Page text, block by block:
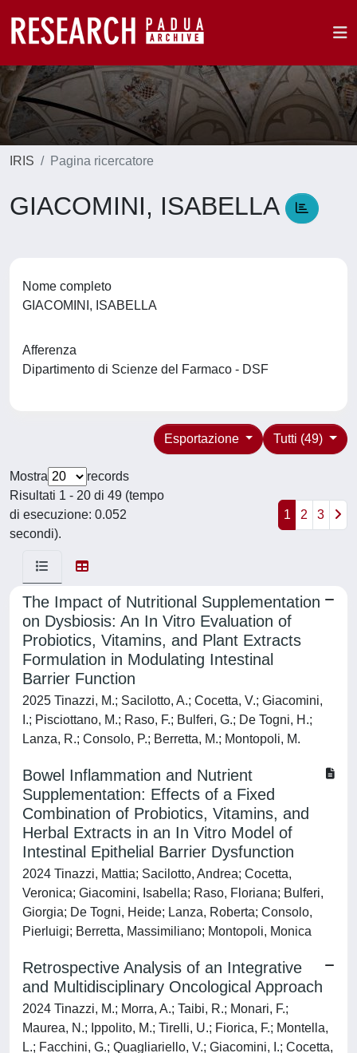
IRIS Pagina ricercatore
GIACOMINI, ISABELLA
Nome completo
GIACOMINI, ISABELLA
Afferenza
Dipartimento di Scienze del Farmaco - DSF
Tutti (49)
Esportazione
Mostra
records
Risultati 1 - 20 di 49 (tempo
di esecuzione: 0.052
secondi).
1 2 3
The Impact of Nutritional Supplementation
on Dysbiosis: An In Vitro Evaluation of
Probiotics, Vitamins, and Plant Extracts
Formulation in Modulating Intestinal
Barrier Function
2025 Tinazzi, M.; Sacilotto, A.; Cocetta, V.; Giacomini,
I.; Pisciottano, M.; Raso, F.; Bulferi, G.; De Togni, H.;
Lanza, R.; Consolo, P.; Berretta, M.; Montopoli, M.
Bowel Inflammation and Nutrient
Supplementation: Effects of a Fixed
Combination of Probiotics, Vitamins, and
Herbal Extracts in an In Vitro Model of
Intestinal Epithelial Barrier Dysfunction
2024 Tinazzi, Mattia; Sacilotto, Andrea; Cocetta,
Veronica; Giacomini, Isabella; Raso, Floriana; Bulferi,
Giorgia; De Togni, Heide; Lanza, Roberta; Consolo,
Pierluigi; Berretta, Massimiliano; Montopoli, Monica
Retrospective Analysis of an Integrative
and Multidisciplinary Oncological Approach
2024 Tinazzi, M.; Morra, A.; Taibi, R.; Monari, F.;
Maurea, N.; Ippolito, M.; Tirelli, U.; Fiorica, F.; Montella,
L.; Facchini, G.; Quagliariello, V.; Giacomini, I.; Cocetta,